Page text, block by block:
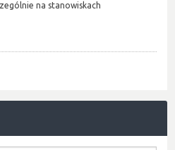
na stanowiskach